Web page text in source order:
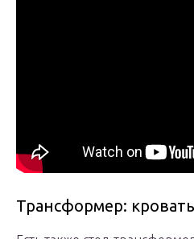
Трансформер: